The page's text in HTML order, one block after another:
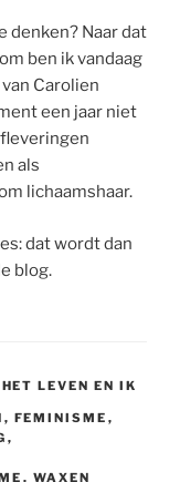
denken? Naar dat
ben ik vandaag
van Carolien
een jaar niet
als
lichaamshaar.
dat wordt dan
blog.
HET LEVEN EN IK
, FEMINISME ,
,
, WAXEN